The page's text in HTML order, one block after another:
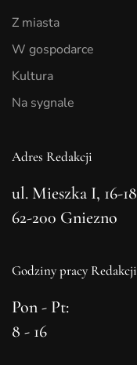
Z miasta
W gospodarce
Kultura
Na sygnale
Adres Redakcji
ul. Mieszka I, 16-18
62-200 Gniezno
Godziny pracy Redakcji
Pon - Pt:
8 - 16